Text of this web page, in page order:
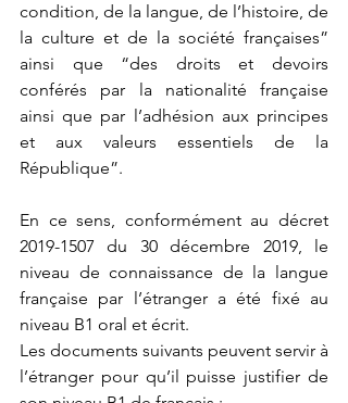
condition, de la langue, de l’histoire, de
la culture et de la société françaises”
ainsi que “des droits et devoirs
conférés par la nationalité française
ainsi que par l’adhésion aux principes
et aux valeurs essentiels de la
République”.
En ce sens, conformément au décret
2019-1507 du 30 décembre 2019, le
niveau de connaissance de la langue
française par l’étranger a été fixé au
niveau B1 oral et écrit.
Les documents suivants peuvent servir à
l’étranger pour qu’il puisse justifier de